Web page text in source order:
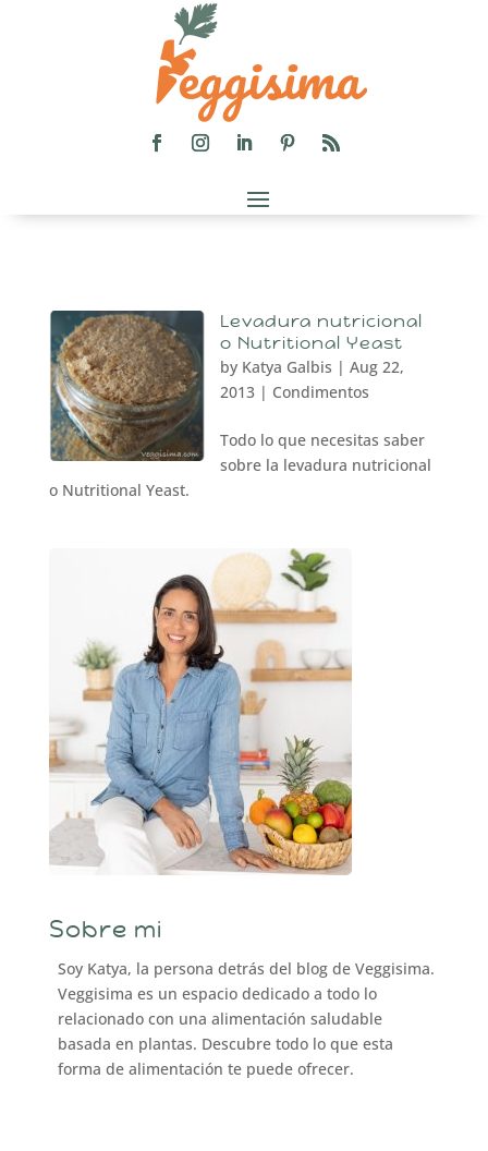
Levadura nutricional
o Nutritional Yeast
by Katya Galbis |Aug 22,
2013 | Condimentos
Todo lo que necesitas saber
sobre la levadura nutricional
o Nutritional Yeast.
Sobre mi
Soy Katya, la persona detrás del blog de Veggisima.
Veggisima es un espacio dedicado a todo lo
relacionado con una alimentación saludable
basada en plantas. Descubre todo lo que esta
forma de alimentación te puede ofrecer.